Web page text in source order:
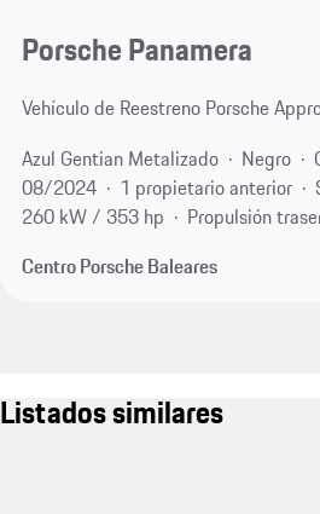
Porsche Panamera
Vehículo de Reestreno Porsche
Azul Gentian Metalizado
Negro
08/2024
1 propietario anterior
260 kW / 353 hp
Propulsión
Centro Porsche Baleares
Listados similares